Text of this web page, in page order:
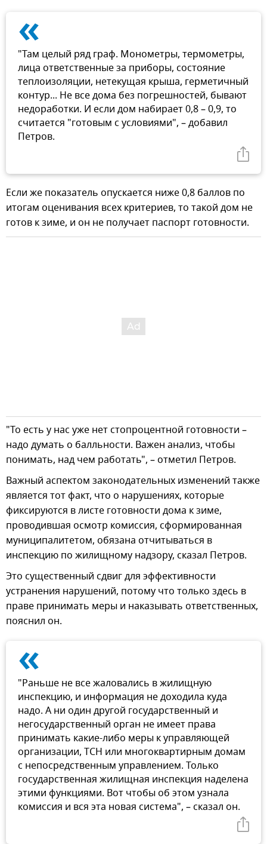
«
"Там целый ряд граф. Монометры, термометры,
лица ответственные за приборы, состояние
теплоизоляции, нетекущая крыша, герметичный
контур... Не все дома без погрешностей, бывают
недоработки. И если дом набирает 0,8 – 0,9, то
считается "готовым с условиями", – добавил
Петров.
Если же показатель опускается ниже 0,8 баллов по
итогам оценивания всех критериев, то такой дом не
готов к зиме, и он не получает паспорт готовности.
"То есть у нас уже нет стопроцентной готовности –
надо думать о балльности. Важен анализ, чтобы
понимать, над чем работать", – отметил Петров.
Важный аспектом законодательных изменений также
является тот факт, что о нарушениях, которые
фиксируются в листе готовности дома к зиме,
проводившая осмотр комиссия, сформированная
муниципалитетом, обязана отчитываться в
инспекцию по жилищному надзору, сказал Петров.
Это существенный сдвиг для эффективности
устранения нарушений, потому что только здесь в
праве принимать меры и наказывать ответственных,
пояснил он.
«
"Раньше не все жаловались в жилищную
инспекцию, и информация не доходила куда
надо. А ни один другой государственный и
негосударственный орган не имеет права
принимать какие-либо меры к управляющей
организации, ТСН или многоквартирным домам
с непосредственным управлением. Только
государственная жилищная инспекция наделена
этими функциями. Вот чтобы об этом узнала
комиссия и вся эта новая система", – сказал он.